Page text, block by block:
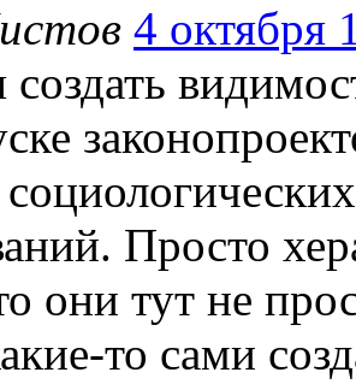
4 октября
создать
Просто
они тут не
то сами